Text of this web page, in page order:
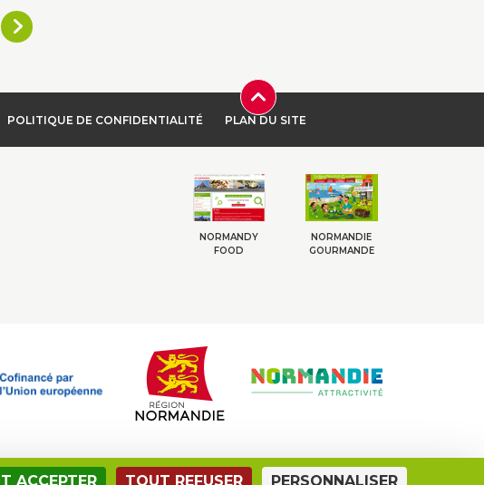
POLITIQUE DE CONFIDENTIALITÉ PLAN DU SITE
NORMANDY
FOOD
NORMANDIE
GOURMANDE
ACCEPTER TOUT REFUSER PERSONNALISER